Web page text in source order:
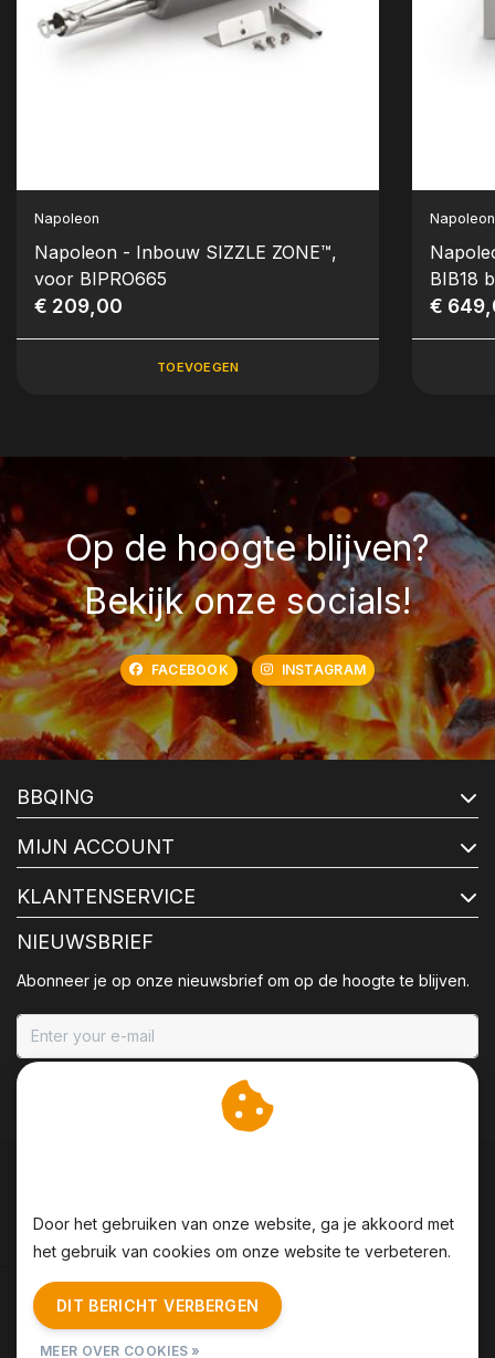
Napoleon
Napoleon - Inbouw SIZZLE ZONE™,
voor BIPRO665
€ 209,00
TOEVOEGEN
Napoleon
BIB18
€
Op de hoogte blijven?
Bekijk onze socials!
FACEBOOK INSTAGRAM
BBQING
MIJN ACCOUNT
KLANTENSERVICE
NIEUWSBRIEF
Abonneer je op onze nieuwsbrief om op de hoogte te blijven.
Algemene voorwaarden | Disclaimer
Sitemap
| RSS Feed
Door het gebruiken van onze website, ga je akkoord met
het gebruik van cookies om onze website te verbeteren.
DIT BERICHT VERBERGEN
MEER OVER COOKIES »